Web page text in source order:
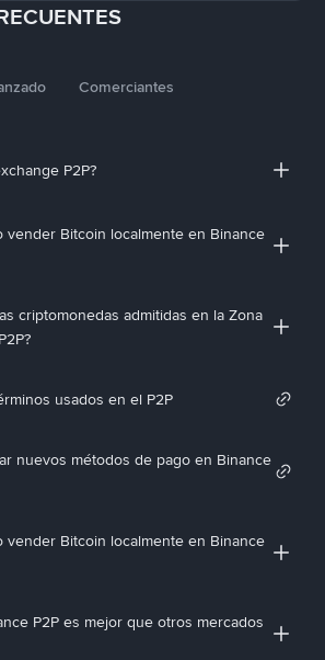
Comerciantes
P2P?
vender Bitcoin localmente en Binance
criptomonedas admitidas en la Zona
usados en el P2P
nuevos métodos de pago en Binance
vender Bitcoin localmente en Binance
P2P es mejor que otros mercados